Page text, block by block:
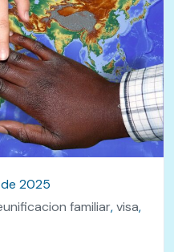
2025
familiar,visa,